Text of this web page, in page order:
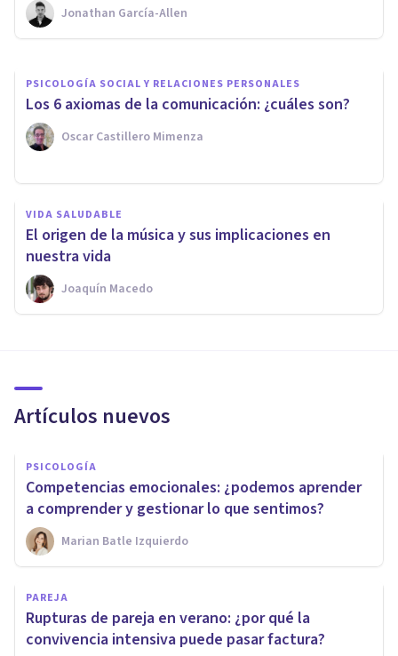
Jonathan García-Allen
Marc Noè Picazo
PSICOLOGÍA SOCIAL Y RELACIONES PERSONALES
Los 6 axiomas de la comunicación: ¿cuáles son?
Oscar Castillero Mimenza
VIDA SALUDABLE
​El origen de la música y sus implicaciones en
nuestra vida
Joaquín Macedo
Artículos nuevos
PSICOLOGÍA
Competencias emocionales: ¿podemos aprender
a comprender y gestionar lo que sentimos?
Marian Batle Izquierdo
PAREJA
Rupturas de pareja en verano: ¿por qué la
convivencia intensiva puede pasar factura?